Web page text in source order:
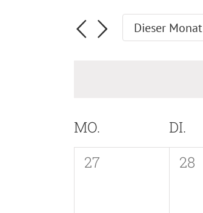
Suche
und
eingeben.
Suche
Dieser Monat
Kalender
von
MO. DI.
0
27
0
28